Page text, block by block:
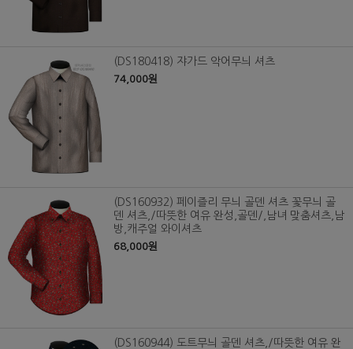
(DS180418) 쟈가드 악어무늬 셔츠
74,000원
(DS160932) 페이즐리 무늬 골덴 셔츠 꽃무늬 골
덴 셔츠,/따뜻한 여유 완성,골덴/,남녀 맞춤셔츠,남
방,캐주얼 와이셔츠
68,000원
(DS160944) 도트무늬 골덴 셔츠,/따뜻한 여유 완